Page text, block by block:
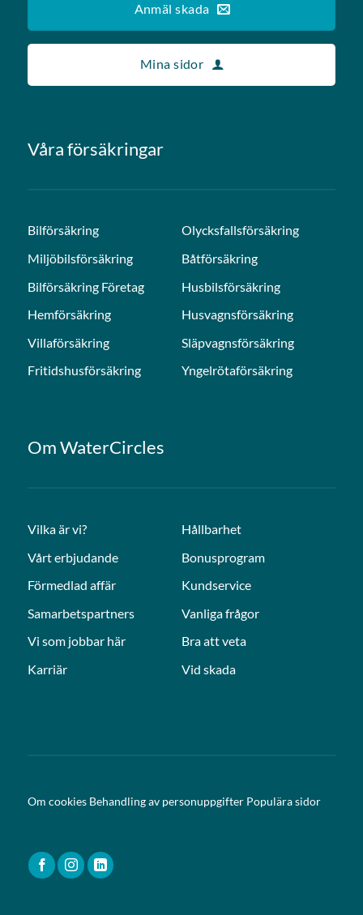
Våra försäkringar
Bilförsäkring
Miljöbilsförsäkring
Bilförsäkring Företag
Hemförsäkring
Villaförsäkring
Fritidshusförsäkring
Olycksfallsförsäkring
Båtförsäkring
Husbilsförsäkring
Husvagnsförsäkring
Släpvagnsförsäkring
Yngelrötaförsäkring
Om WaterCircles
Vilka är vi?
Vårt erbjudande
Förmedlad affär
Samarbetspartners
Vi som jobbar här
Karriär
Hållbarhet
Bonusprogram
Kundservice
Vanliga frågor
Bra att veta
Vid skada
Anmäl skada
Mina sidor
Om cookies Behandling av personuppgifter Populära sidor